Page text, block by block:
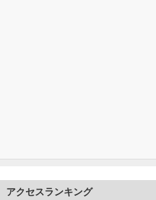
アクセスランキング